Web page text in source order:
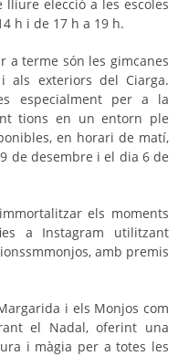
elecció a les escoles
h i de 17 h a 19 h.
a terme són les gimcanes
als exteriors del Ciarga.
especialment per a la
tions en un entorn ple
en horari de matí,
de desembre i el dia 6 de
els moments
a Instagram utilitzant
amb premis
i els Monjos com
el Nadal, oferint una
i màgia per a totes les